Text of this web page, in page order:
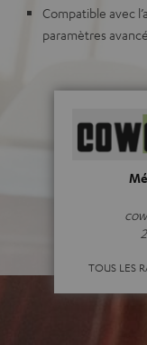
Compatible avec
paramètres
TOUS LES